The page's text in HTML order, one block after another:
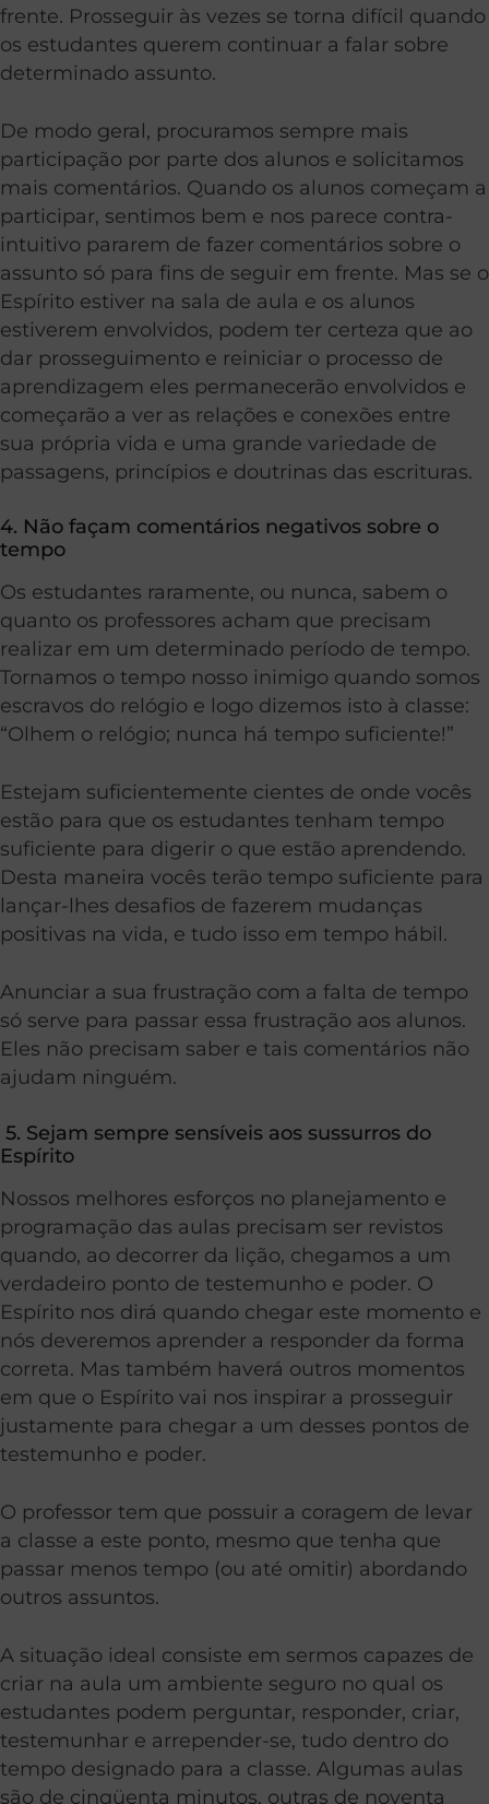
frente. Prosseguir às vezes se torna difícil quando
os estudantes querem continuar a falar sobre
determinado assunto.
De modo geral, procuramos sempre mais
participação por parte dos alunos e solicitamos
mais comentários. Quando os alunos começam a
participar, sentimos bem e nos parece contra-
intuitivo pararem de fazer comentários sobre o
assunto só para fins de seguir em frente. Mas se o
Espírito estiver na sala de aula e os alunos
estiverem envolvidos, podem ter certeza que ao
dar prosseguimento e reiniciar o processo de
aprendizagem eles permanecerão envolvidos e
começarão a ver as relações e conexões entre
sua própria vida e uma grande variedade de
passagens, princípios e doutrinas das escrituras.
4. Não façam comentários negativos sobre o
tempo
Os estudantes raramente, ou nunca, sabem o
quanto os professores acham que precisam
realizar em um determinado período de tempo.
Tornamos o tempo nosso inimigo quando somos
escravos do relógio e logo dizemos isto à classe:
“Olhem o relógio; nunca há tempo suficiente!”
Estejam suficientemente cientes de onde vocês
estão para que os estudantes tenham tempo
suficiente para digerir o que estão aprendendo.
Desta maneira vocês terão tempo suficiente para
lançar-lhes desafios de fazerem mudanças
positivas na vida, e tudo isso em tempo hábil.
Anunciar a sua frustração com a falta de tempo
só serve para passar essa frustração aos alunos.
Eles não precisam saber e tais comentários não
ajudam ninguém.
5. Sejam sempre sensíveis aos sussurros do
Espírito
Nossos melhores esforços no planejamento e
programação das aulas precisam ser revistos
quando, ao decorrer da lição, chegamos a um
verdadeiro ponto de testemunho e poder. O
Espírito nos dirá quando chegar este momento e
nós deveremos aprender a responder da forma
correta. Mas também haverá outros momentos
em que o Espírito vai nos inspirar a prosseguir
justamente para chegar a um desses pontos de
testemunho e poder.
O professor tem que possuir a coragem de levar
a classe a este ponto, mesmo que tenha que
passar menos tempo (ou até omitir) abordando
outros assuntos.
A situação ideal consiste em sermos capazes de
criar na aula um ambiente seguro no qual os
estudantes podem perguntar, responder, criar,
testemunhar e arrepender-se, tudo dentro do
tempo designado para a classe. Algumas aulas
são de cinqüenta minutos, outras de noventa